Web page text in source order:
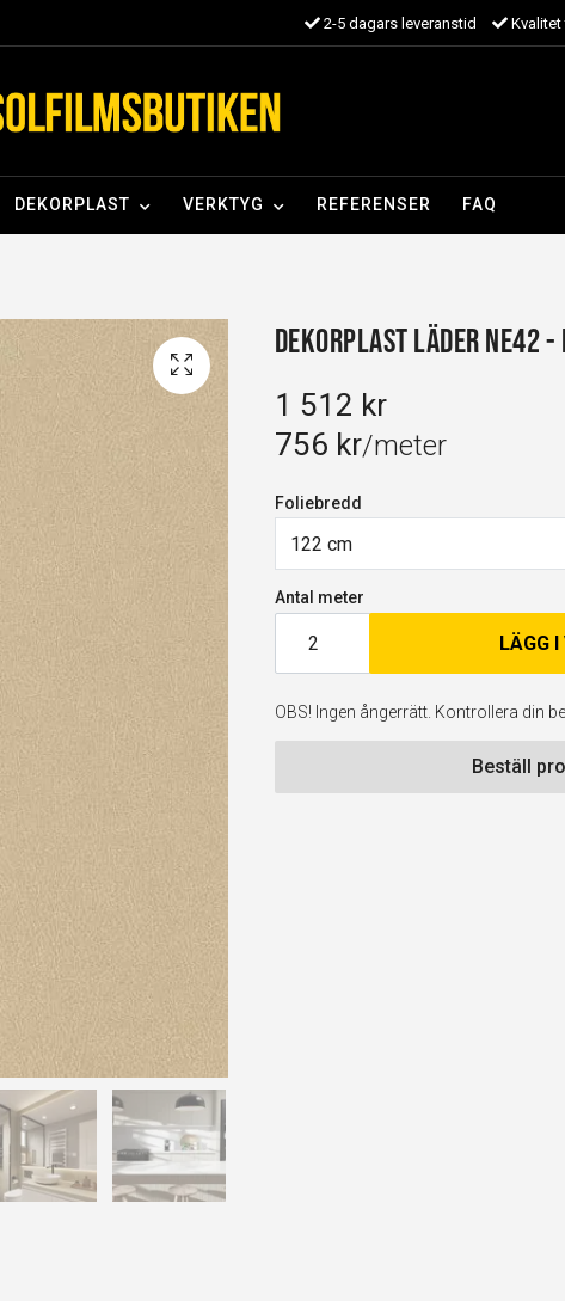
2-5 dagars leveranstid
DEKORPLAST VERKTYG REFERENSER FAQ
Dekorplast Läder NE42 -
1 512 kr
756 kr/meter
Foliebredd
122 cm
Antal meter
LÄGG I
OBS! Ingen ångerrätt. Kontrollera din
Beställ